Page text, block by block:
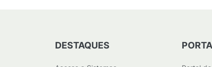
DESTAQUES